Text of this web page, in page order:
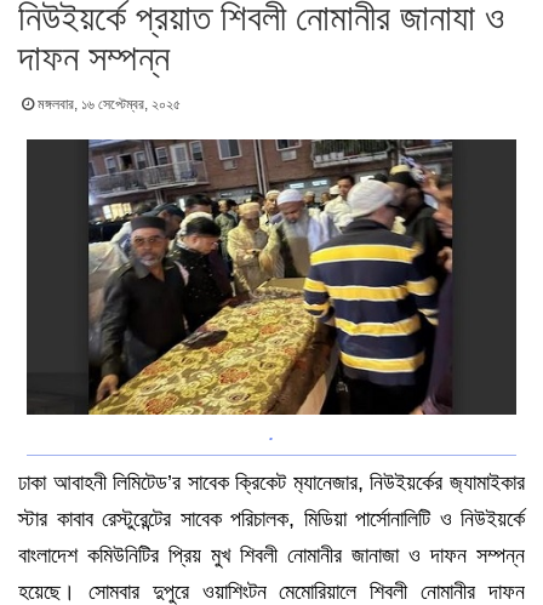
নিউইয়র্কে প্রয়াত শিবলী নোমানীর জানাযা ও
দাফন সম্পন্ন
মঙ্গলবার, ১৬ সেপ্টেম্বর, ২০২৫
.
ঢাকা আবাহনী লিমিটেড’র সাবেক ক্রিকেট ম‍্যানেজার, নিউইয়র্কের জ‍্যামাইকার
স্টার কাবাব রেস্টুরেন্টের সাবেক পরিচালক, মিডিয়া পার্সোনালিটি ও নিউইয়র্কে
বাংলাদেশ কমিউনিটির প্রিয় মুখ শিবলী নোমানীর জানাজা ও দাফন সম্পন্ন
হয়েছে। সোমবার দুপুরে ওয়াশিংটন মেমোরিয়ালে শিবলী নোমানীর দাফন